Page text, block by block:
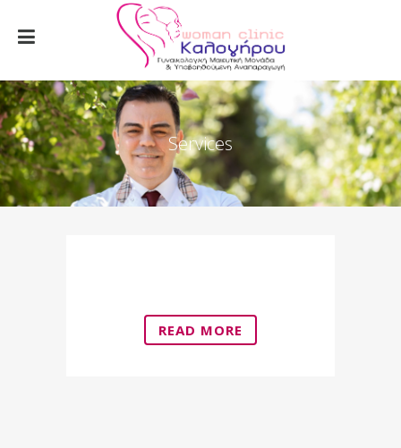
Services
READ MORE